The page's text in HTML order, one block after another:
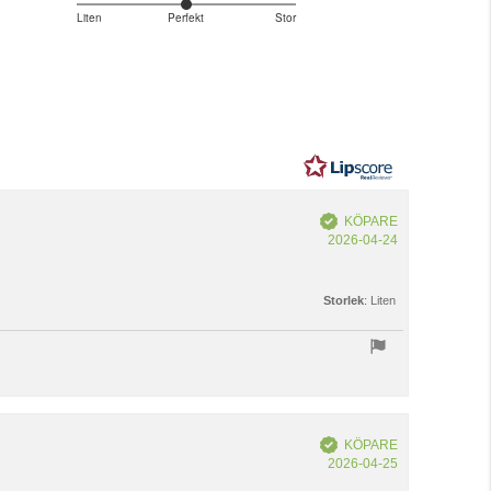
Liten Perfekt Stor
3
Bekräftad
KÖPARE
2026-04-24
Storlek: Liten
Bekräftad
KÖPARE
2026-04-25